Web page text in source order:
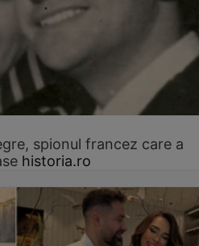
spionul francez care a
historia.ro